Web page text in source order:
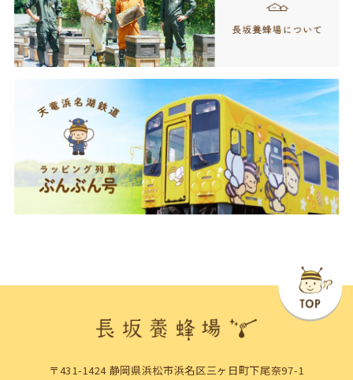
〒431-1424 静岡県浜松市浜名区三ヶ日町下尾奈97-1